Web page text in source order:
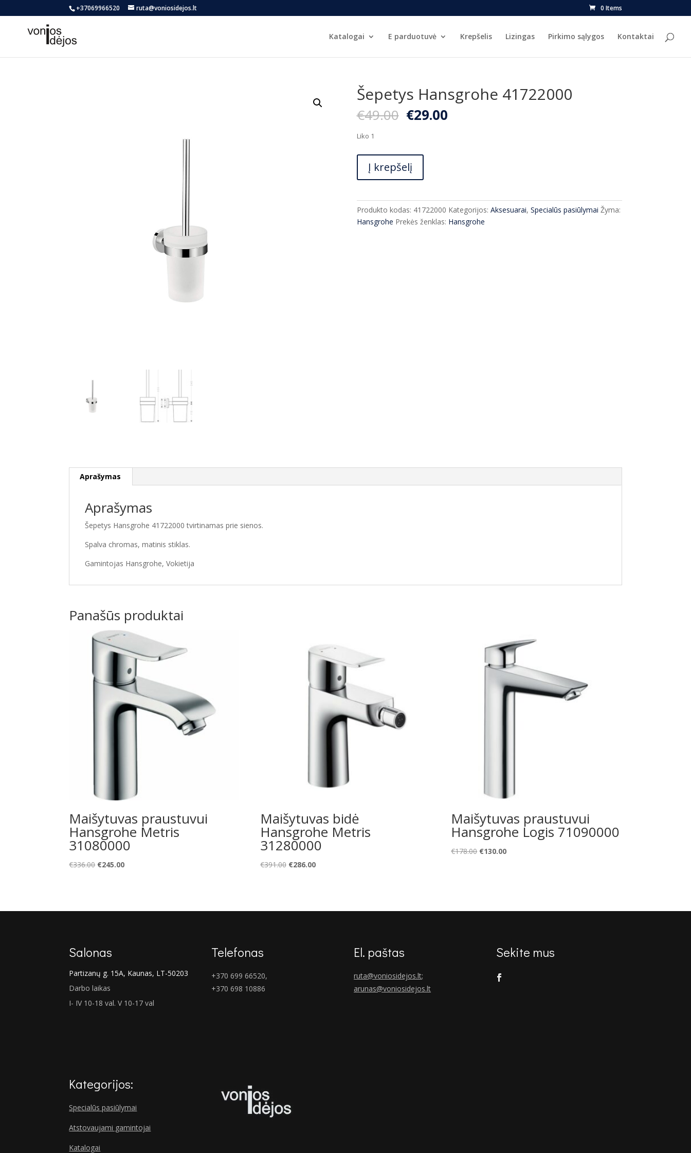
+37069966520 ruta@voniosidejos.lt 0 Items
Katalogai E parduotuvė Krepšelis Lizingas Pirkimo sąlygos Kontaktai
Šepetys Hansgrohe 41722000
€49.00 Original
price
€49.00.
€29.00Current
Liko 1
kiekis:
Šepetys
41722000
Į krepšelį
Produkto kodas: 41722000 Kategorijos: Aksesuarai, Specialūs pasiūlymai Žyma:
Hansgrohe Prekės ženklas: Hansgrohe
Aprašymas
Aprašymas
Šepetys Hansgrohe 41722000 tvirtinamas prie sienos.
Spalva chromas, matinis stiklas.
Gamintojas Hansgrohe, Vokietija
Panašūs produktai
Maišytuvas praustuvui
Hansgrohe Metris
31080000
€336.00 Original
€245.00Current
Maišytuvas bidė
Hansgrohe Metris
31280000
€391.00 Original
€286.00Current
Maišytuvas praustuvui
Hansgrohe Logis 71090000
€178.00 Original
€130.00Current
Salonas
Partizanų g. 15A, Kaunas, LT-50203
Darbo laikas
I- IV 10-18 val. V 10-17 val
Telefonas
+370 699 66520,
+370 698 10886
El. paštas
ruta@voniosidejos.lt;
arunas@voniosidejos.lt
Sekite mus
Kategorijos:
Specialūs pasiūlymai
Atstovaujami gamintojai
Katalogai